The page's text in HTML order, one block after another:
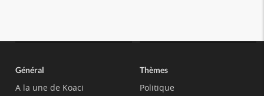
Général
A la une de Koaci
Thèmes
Politique